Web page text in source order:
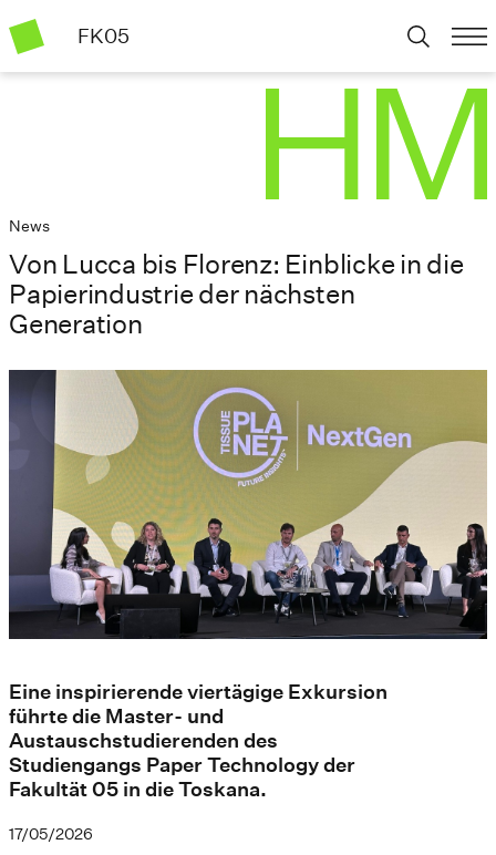
FK05
News
Von Lucca bis Florenz: Einblicke in die
Papierindustrie der nächsten
Generation
Eine inspirierende viertägige Exkursion
führte die Master- und
Austauschstudierenden des
Studiengangs Paper Technology der
Fakultät 05 in die Toskana.
17/05/2026